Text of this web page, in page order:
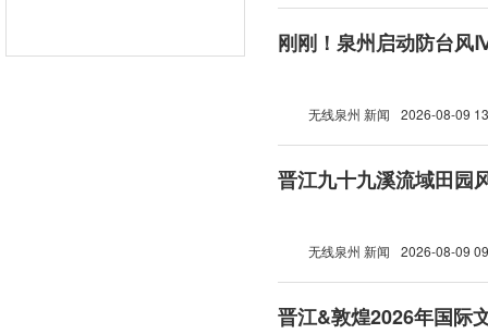
刚刚！泉州启动防台风
无线泉州 新闻 2026-08-09
晋江九十九溪流域田园
无线泉州 新闻 2026-08-09
晋江&敦煌2026年国际